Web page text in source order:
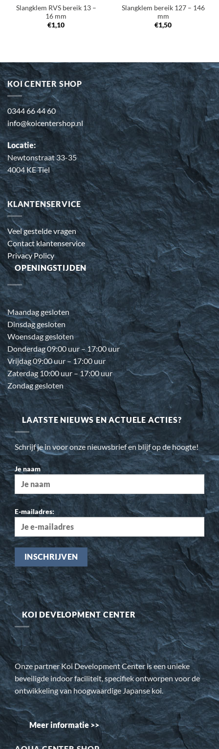
Slangklem RVS bereik 13 –
16 mm
€1,10
Slangklem bereik 127 – 146
mm
€1,50
KOI CENTER SHOP
0344 66 44 60
info@koicentershop.nl
Locatie:
Newtonstraat 33-35
4004 KE Tiel
KLANTENSERVICE
Veel gestelde vragen
Contact klantenservice
Privacy Policy
OPENINGSTIJDEN
Maandag gesloten
Dinsdag gesloten
Woensdag gesloten
Donderdag 09:00 uur – 17:00 uur
Vrijdag 09:00 uur – 17:00 uur
Zaterdag 10:00 uur – 17:00 uur
Zondag gesloten
LAATSTE NIEUWS EN ACTUELE ACTIES?
Schrijf je in voor onze nieuwsbrief en blijf op de hoogte!
Je naam
E-mailadres:
KOI DEVELOPMENT CENTER
Onze partner Koi Development Center is een unieke
beveiligde indoor faciliteit, specifiek ontworpen voor de
ontwikkeling van hoogwaardige Japanse koi.
Meer informatie >>